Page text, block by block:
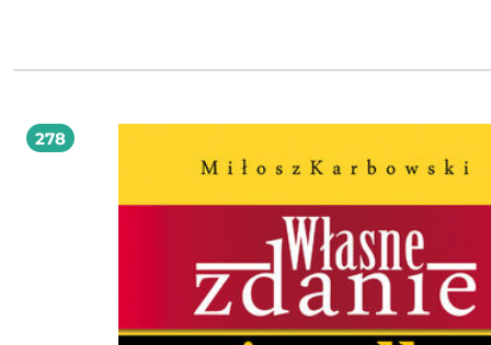
wszelkie Twoje sugestie staną się nieodparcie fascynujące, zniewalające i
słuchacza silnych emocji, a jednocześnie sprawić, by nie odczuwał z tego
żadnych negatywnych doznań. Jak nadać swoim słowom siłę oddziaływania. Jak
sprawić, by dana osoba czuła się z Tobą swobodnie. Jak rozpoznać typ osobowości
zdolności interpersonalne, usprawnisz swoją komunikację i osiągniesz dzięki
lepsze rezultaty w życiu prywatnym i zawodowym. Wpływaj w niewidoczny
278